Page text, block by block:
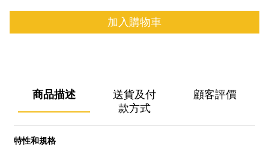
加入購物車
商品描述
送貨及付
款方式
顧客評價
特性和規格